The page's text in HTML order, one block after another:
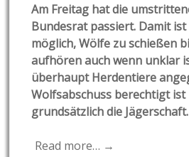
Am Freitag hat die
Bundesrat passiert. Damit
möglich, Wölfe zu schießen
aufhören auch wenn unklar
überhaupt Herdentiere
Wolfsabschuss berechtigt
grundsätzlich die Jägerschaft.
Read more… →